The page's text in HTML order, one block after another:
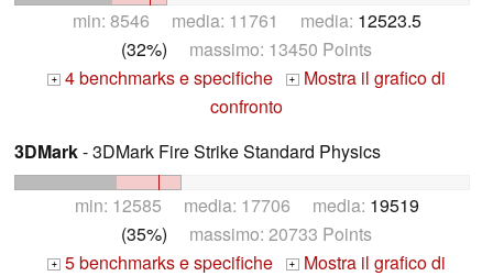
min: 8546 media: 11761 media: 12523.5
(32%) massimo: 13450 Points
+ 4 benchmarks e specifiche + Mostra il grafico di
confronto
3DMark- 3DMark Fire Strike Standard Physics
min: 12585 media: 17706 media: 19519
(35%) massimo: 20733 Points
+ 5 benchmarks e specifiche + Mostra il grafico di